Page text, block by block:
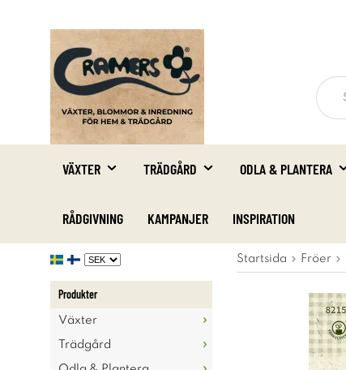
VÄXTER TRÄDGÅRD ODLA & PLANTERA
RÅDGIVNING KAMPANJER INSPIRATION
Produkter
Växter
Trädgård
Startsida Fröer